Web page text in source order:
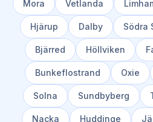
Mora Vetlanda
Hjärup Dalby Södra
Bjärred Höllviken
Bunkeflostrand Oxie
Solna Sundbyberg
Nacka Huddinge